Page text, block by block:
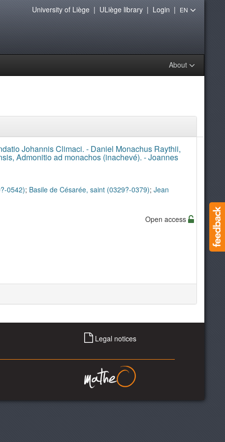
About
University of Liège| ULiège library| Login | EN
Johannis Climaci. - Daniel Monachus Raythii,
Admonitio ad monachos (inachevé). - Joannes
0542); Basile de Césarée, saint (0329?-0379); Jean
Open access
Legal notices